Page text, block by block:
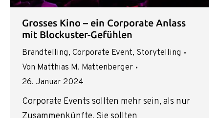
Grosses Kino – ein Corporate Anlass
mit Blockuster-Gefühlen
Brandtelling, Corporate Event, Storytelling
Von Matthias M. Mattenberger
26. Januar 2024
Corporate Events sollten mehr sein, als nur